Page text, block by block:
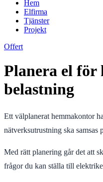
Hem
Elfirma
Tjänster
Projekt
Offert
Planera el för
belastning
Ett välplanerat hemmakontor
nätverksutrustning ska samsas
Med rätt planering går det att
frågor du kan ställa till